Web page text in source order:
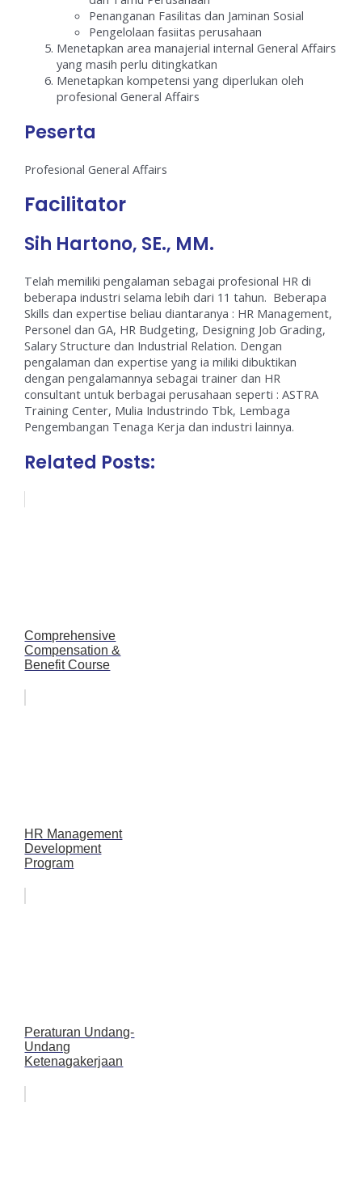
Penanganan Fasilitas dan Jaminan Sosial
Pengelolaan fasiitas perusahaan
Menetapkan area manajerial internal General Affairs
yang masih perlu ditingkatkan
Menetapkan kompetensi yang diperlukan oleh
profesional General Affairs
Peserta
Profesional General Affairs
Facilitator
Sih Hartono, SE., MM.
Telah memiliki pengalaman sebagai profesional HR di
beberapa industri selama lebih dari 11 tahun. Beberapa
Skills dan expertise beliau diantaranya : HR Management,
Personel dan GA, HR Budgeting, Designing Job Grading,
Salary Structure dan Industrial Relation. Dengan
pengalaman dan expertise yang ia miliki dibuktikan
dengan pengalamannya sebagai trainer dan HR
consultant untuk berbagai perusahaan seperti : ASTRA
Training Center, Mulia Industrindo Tbk, Lembaga
Pengembangan Tenaga Kerja dan industri lainnya.
Related Posts:
Comprehensive
Compensation &
Benefit Course
HR Management
Development
Program
Peraturan Undang-
Undang
Ketenagakerjaan